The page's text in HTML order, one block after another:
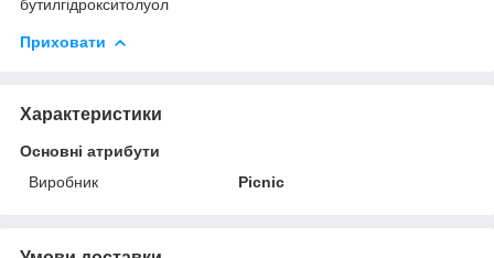
бутилгідрокситолуол
Приховати
Характеристики
Основні атрибути
Виробник
Picnic